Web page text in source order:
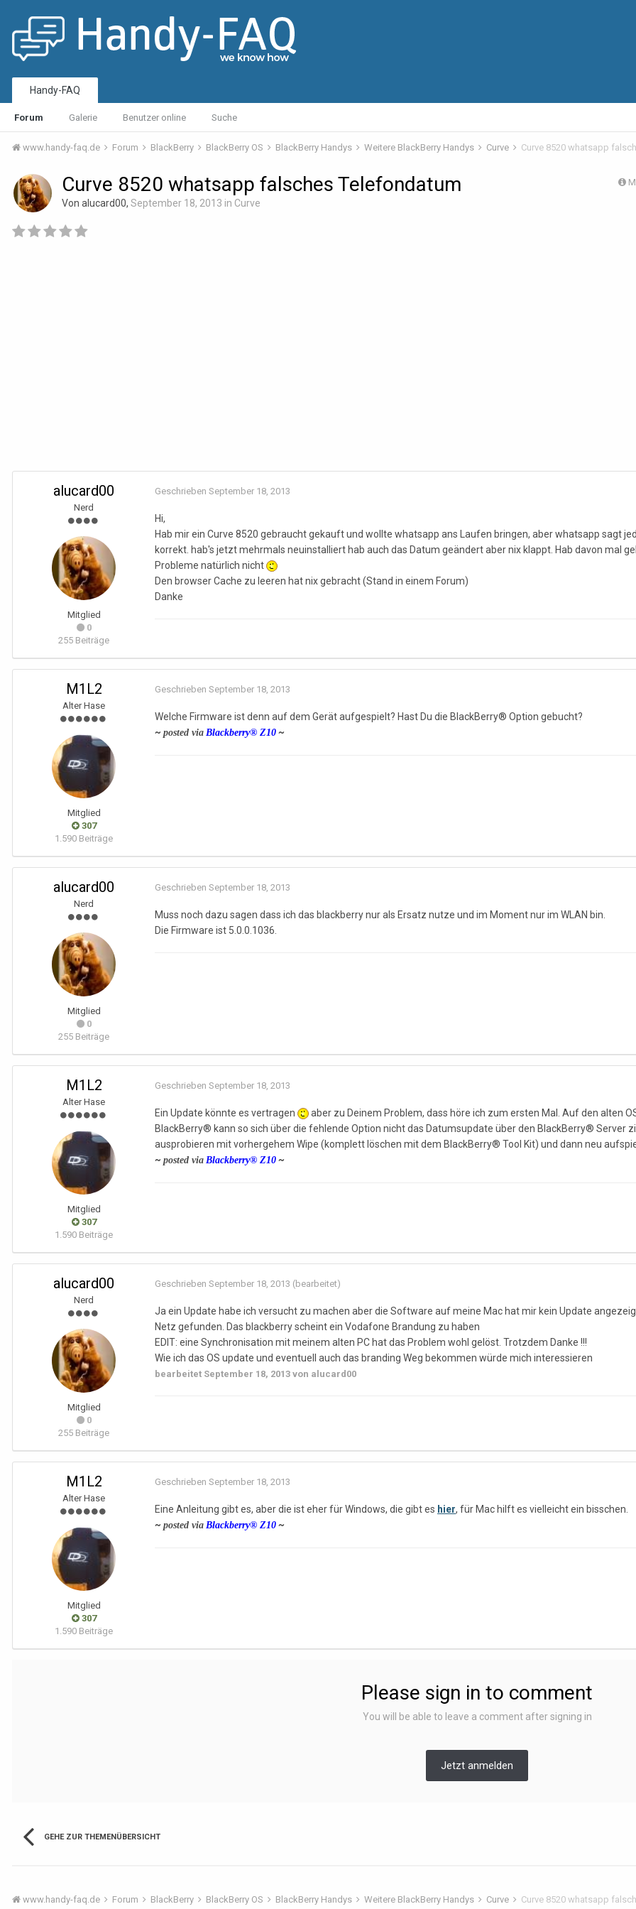
Handy-FAQ
Forum Galerie Benutzer online Suche
www.handy-faq.de Forum BlackBerry BlackBerry OS BlackBerry Handys Weitere BlackBerry Handys Curve Curve 8520 whatsapp
Curve 8520 whatsapp falsches Telefondatum
Von alucard00, September 18, 2013 in Curve
alucard00
Nerd
Mitglied
0
255 Beiträge
Geschrieben September 18, 2013
Hi,
Hab mir ein Curve 8520 gebraucht gekauft und wollte whatsapp ans Laufen bringen, aber whatsapp sagt
korrekt. hab's jetzt mehrmals neuinstalliert hab auch das Datum geändert aber nix klappt. Hab davon mal
Probleme natürlich nicht
Den browser Cache zu leeren hat nix gebracht (Stand in einem Forum)
Danke
M1L2
Alter Hase
Mitglied
307
1.590 Beiträge
Geschrieben September 18, 2013
Welche Firmware ist denn auf dem Gerät aufgespielt? Hast Du die BlackBerry® Option gebucht?
~ posted via Blackberry® Z10 ~
alucard00
Nerd
Mitglied
0
255 Beiträge
Geschrieben September 18, 2013
Muss noch dazu sagen dass ich das blackberry nur als Ersatz nutze und im Moment nur im WLAN bin.
Die Firmware ist 5.0.0.1036.
M1L2
Alter Hase
Mitglied
307
1.590 Beiträge
Geschrieben September 18, 2013
Ein Update könnte es vertragen
aber zu Deinem Problem, dass höre ich zum ersten Mal. Auf den alten
BlackBerry® kann so sich über die fehlende Option nicht das Datumsupdate über den BlackBerry® Server
ausprobieren mit vorhergehem Wipe (komplett löschen mit dem BlackBerry® Tool Kit) und dann neu
~ posted via Blackberry® Z10 ~
alucard00
Nerd
Mitglied
0
255 Beiträge
Geschrieben September 18, 2013 (bearbeitet)
Ja ein Update habe ich versucht zu machen aber die Software auf meine Mac hat mir kein Update
Netz gefunden. Das blackberry scheint ein Vodafone Brandung zu haben
EDIT: eine Synchronisation mit meinem alten PC hat das Problem wohl gelöst. Trotzdem Danke !!!
Wie ich das OS update und eventuell auch das branding Weg bekommen würde mich interessieren
bearbeitet September 18, 2013 von alucard00
M1L2
Alter Hase
Mitglied
307
1.590 Beiträge
Geschrieben September 18, 2013
Eine Anleitung gibt es, aber die ist eher für Windows, die gibt es hier, für Mac hilft es vielleicht ein bisschen.
~ posted via Blackberry® Z10 ~
Please sign in to comment
You will be able to leave a comment after signing in
Jetzt anmelden
GEHE ZUR THEMENÜBERSICHT
www.handy-faq.de Forum BlackBerry BlackBerry OS BlackBerry Handys Weitere BlackBerry Handys Curve Curve 8520 whatsapp